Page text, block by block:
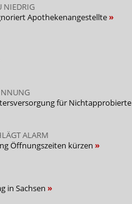
NIEDRIG
Apothekenangestellte
für Nichtapprobierte
ALARM
Öffnungszeiten kürzen
in Sachsen